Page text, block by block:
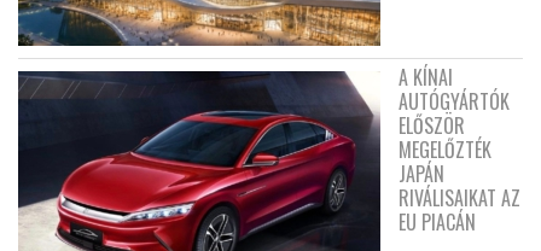
A KÍNAI
AUTÓGYÁRTÓK
ELŐSZÖR
MEGELŐZTÉK
JAPÁN
RIVÁLISAIKAT AZ
EU PIACÁN